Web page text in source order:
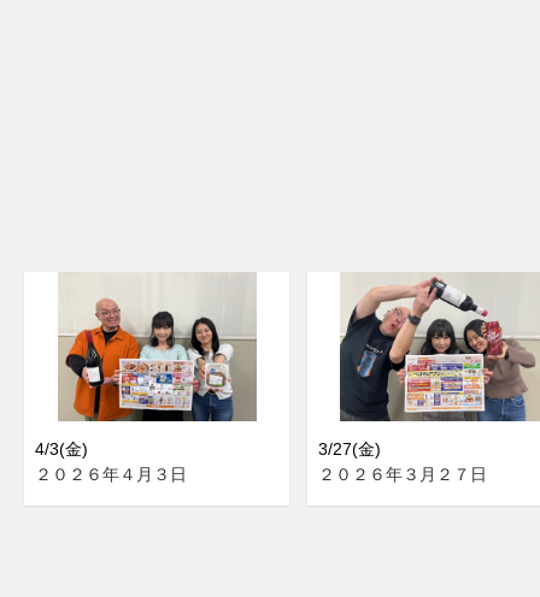
4/3(金)
２０２６年４月３日
3/27(金)
２０２６年３月２７日